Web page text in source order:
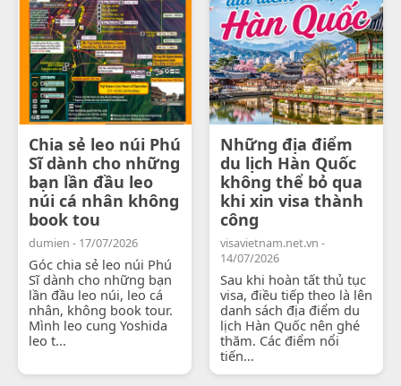
Chia sẻ leo núi Phú
Sĩ dành cho những
bạn lần đầu leo
núi cá nhân không
book tou
dumien - 17/07/2026
Góc chia sẻ leo núi Phú
Sĩ dành cho những bạn
lần đầu leo núi, leo cá
nhân, không book tour.
Mình leo cung Yoshida
leo t...
Những địa điểm
du lịch Hàn Quốc
không thể bỏ qua
khi xin visa thành
công
visavietnam.net.vn -
14/07/2026
Sau khi hoàn tất thủ tục
visa, điều tiếp theo là lên
danh sách địa điểm du
lịch Hàn Quốc nên ghé
thăm. Các điểm nổi
tiến...